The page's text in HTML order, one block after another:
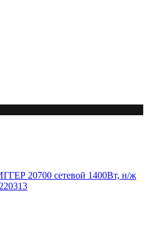
20700 сетевой 1400Вт, н/ж